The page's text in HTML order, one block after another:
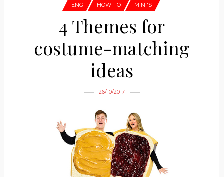
ENG HOW-TO MINI'S
4 Themes for
costume-matching
ideas
26/10/2017